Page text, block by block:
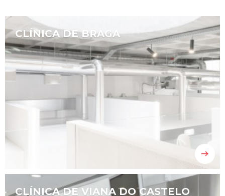
CLÍNICA DE BRAGA

CLÍNICA DE VIANA DO CASTELO